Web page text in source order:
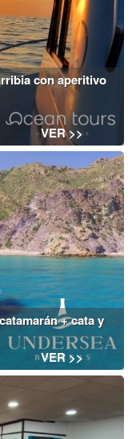
con aperitivo
VER >>
+ cata y
VER >>